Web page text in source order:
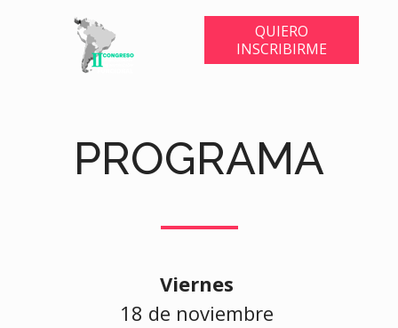
QUIERO
INSCRIBIRME
PROGRAMA
Viernes
18 de noviembre